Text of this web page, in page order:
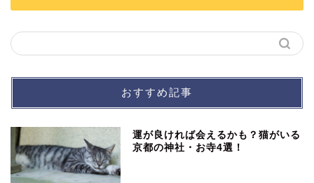
おすすめ記事
運が良ければ会えるかも？猫がいる
京都の神社・お寺4選！